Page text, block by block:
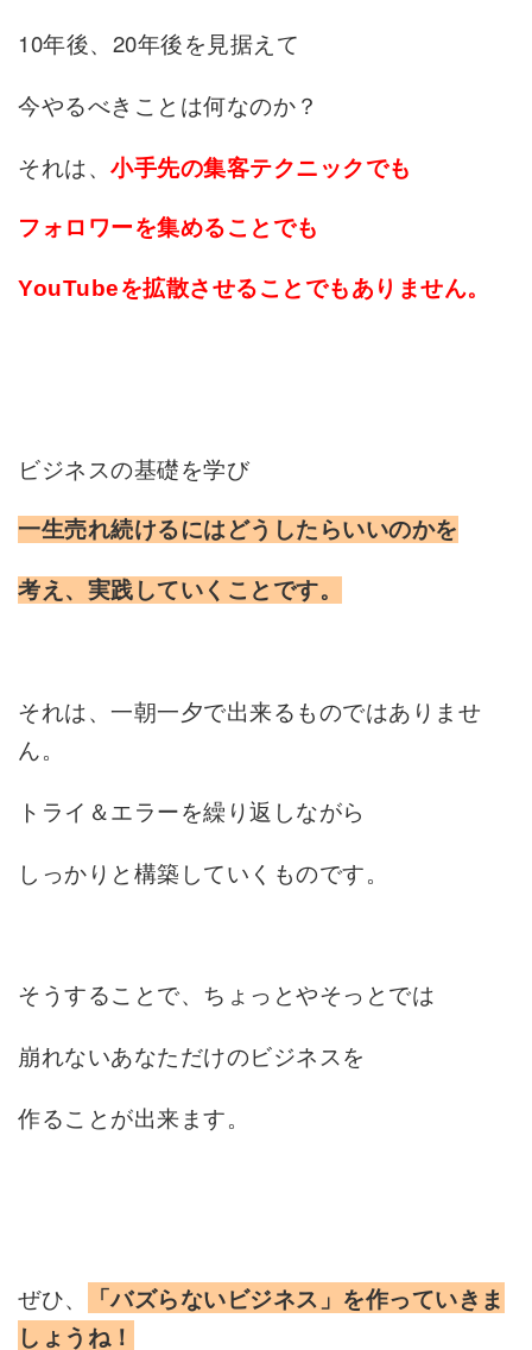
10年後、20年後を見据えて
今やるべきことは何なのか？
それは、
小手先の集客テクニックでも
フォロワーを集めることでも
YouTubeを拡散させることでもありません。
ビジネスの基礎を学び
一生売れ続けるにはどうしたらいいのかを
考え、実践していくことです。
それは、一朝一夕で出来るものではありませ
ん。
トライ＆エラーを繰り返しながら
しっかりと構築していくものです。
そうすることで、ちょっとやそっとでは
崩れないあなただけのビジネスを
作ることが出来ます。
ぜひ、
「バズらないビジネス」を作っていきま
しょうね！